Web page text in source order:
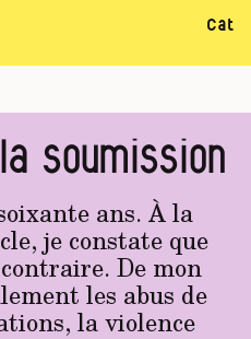
Cat
soumission
ans. À la
je constate que
De mon
les abus de
la violence